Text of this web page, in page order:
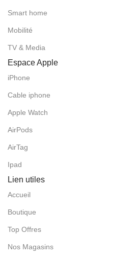
Smart home
Mobilité
TV & Media
Espace Apple
iPhone
Cable iphone
Apple Watch
AirPods
AirTag
Ipad
Lien utiles
Accueil
Boutique
Top Offres
Nos Magasins